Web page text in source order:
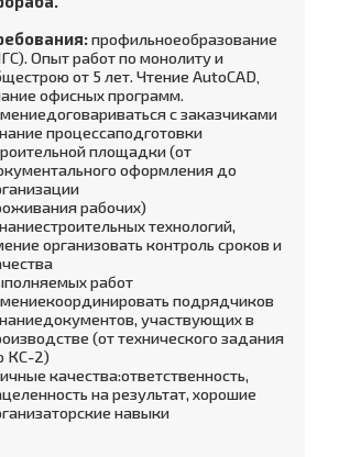
профильноеобразование
Опыт работ по монолиту и
от 5 лет. Чтение AutoCAD‚
офисных программ.
с заказчиками
процессаподготовки
площадки (от
оформления до
рабочих)
технологий,
организовать контроль сроков и
работ
подрядчиков
участвующих в
(от технического задания
КС-2)
качества:ответственность,
на результат, хорошие
навыки